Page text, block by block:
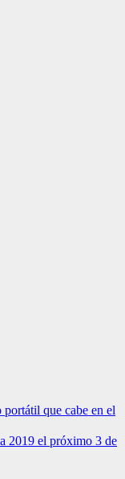
que cabe en el
2019 el próximo 3 de